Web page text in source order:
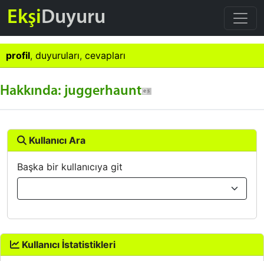
EkşiDuyuru
profil, duyuruları, cevapları
Hakkında: juggerhaunt
Kullanıcı Ara
Başka bir kullanıcıya git
Kullanıcı İstatistikleri